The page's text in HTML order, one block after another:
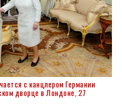
с канцлером Германии
дворце в Лондоне, 27